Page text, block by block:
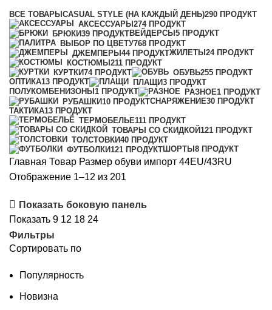
ВСЕ ТОВАРЫ CASUAL STYLE (НА КАЖДЫЙ ДЕНЬ)290 ПРОДУКТ
АКСЕССУАРЫ274 ПРОДУКТ
БРЮКИ39 ПРОДУКТВЕЙДЕРСЫ 5 ПРОДУКТ
ВЫБОР ПО ЦВЕТУ768 ПРОДУКТ
ДЖЕМПЕРЫ44 ПРОДУКТЖИЛЕТЫ 24 ПРОДУКТ
КОСТЮМЫ211 ПРОДУКТ
КУРТКИ74 ПРОДУКТ ОБУВЬ255 ПРОДУКТ
ОПТИКА13 ПРОДУКТ ПЛАЩИ3 ПРОДУКТ
ПОЛУКОМБЕНИЗОНЫ 1 ПРОДУКТ РАЗНОЕ1 ПРОДУКТ
РУБАШКИ10 ПРОДУКТСНАРЯЖЕНИЕ30 ПРОДУКТ
ТАКТИКА13 ПРОДУКТ
ТЕРМОБЕЛЬЕ111 ПРОДУКТ
ТОВАРЫ СО СКИДКОЙ121 ПРОДУКТ
ТОЛСТОВКИ40 ПРОДУКТ
ФУТБОЛКИ121 ПРОДУКТШОРТЫ 8 ПРОДУКТ
Главная Товар Размер обуви импорт 44EU/43RU
Отображение 1–12 из 201
убыванию
Показать боковую панель
Показать 9 12 18 24
Фильтры
Сортировать по
Популярность
Новизна